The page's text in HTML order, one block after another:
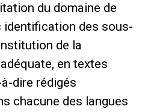
du domaine de
identification des sous-
de la
en textes
dire rédigés
chacune des langues